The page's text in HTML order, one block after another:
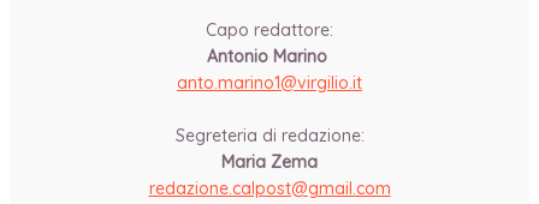
Capo redattore:
Antonio Marino
anto.marino1@virgilio.it
Segreteria di redazione:
Maria Zema
redazione.calpost@gmail.com